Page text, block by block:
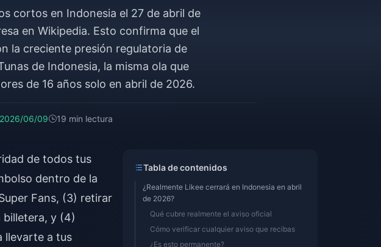
cortos en Indonesia el 27 de abril de
en Wikipedia. Esto confirma que el
la creciente presión regulatoria de
de Indonesia, la misma ola que
de 16 años solo en abril de 2026.
2026/06/09 19 min lectura
de todos tus
dentro de la
Fans, (3) retirar
billetera, y (4)
llevarte a tus
Tabla de contenidos
¿Realmente Likee cerrará en Indonesia en abril
de 2026?
Qué cubre realmente el aviso oficial
Cómo verificar cualquier aviso que recibas
¿Es esto permanente?